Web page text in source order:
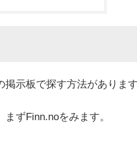
掲示板で探す方法があります
ずFinn.noをみます。